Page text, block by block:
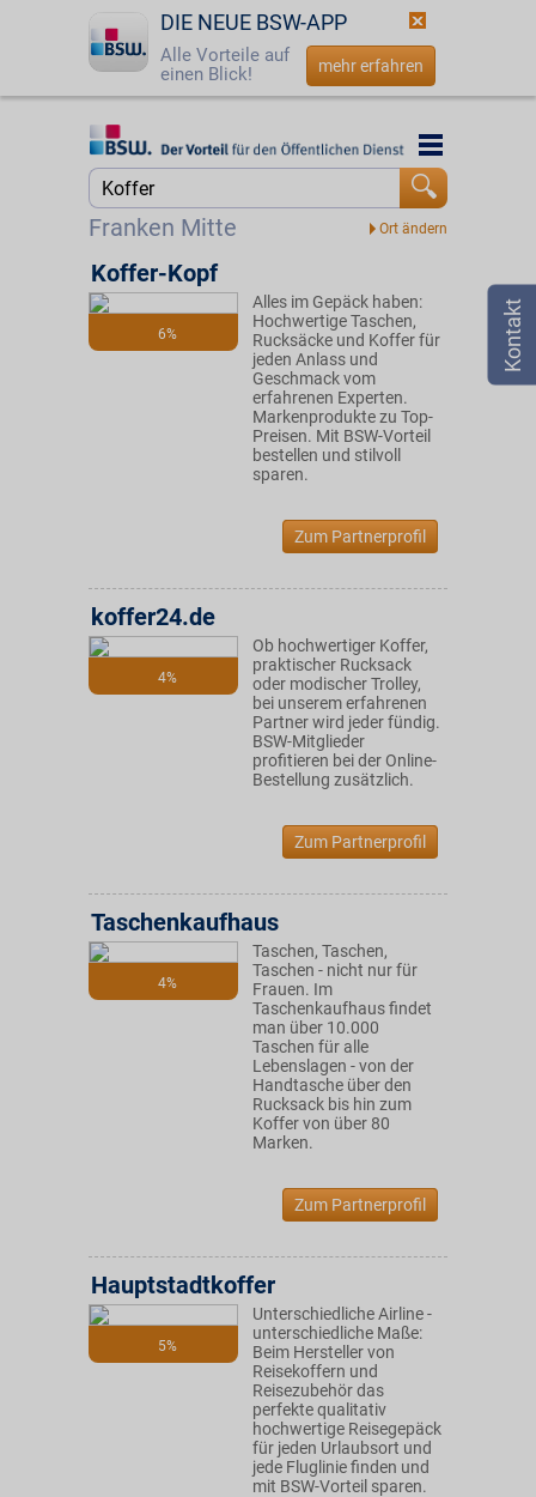
DIE NEUE BSW-APP
Alle Vorteile auf
einen Blick!
mehr erfahren
Startseite
Login
☎ 0800 - 279 25 82
Franken Mitte
Startseite
6%
Koffer-Kopf
Alles im Gepäck haben:
Hochwertige Taschen,
Rucksäcke und Koffer für
jeden Anlass und
Geschmack vom
erfahrenen Experten.
Markenprodukte zu Top-
Preisen. Mit BSW-Vorteil
bestellen und stilvoll
sparen.
Zum Partnerprofil
4%
koffer24.de
Ob hochwertiger Koffer,
praktischer Rucksack
oder modischer Trolley,
bei unserem erfahrenen
Partner wird jeder fündig.
BSW-Mitglieder
profitieren bei der Online-
Bestellung zusätzlich.
Zum Partnerprofil
4%
Taschenkaufhaus
Taschen, Taschen,
Taschen - nicht nur für
Frauen. Im
Taschenkaufhaus findet
man über 10.000
Taschen für alle
Lebenslagen - von der
Handtasche über den
Rucksack bis hin zum
Koffer von über 80
Marken.
Zum Partnerprofil
5%
Hauptstadtkoffer
Unterschiedliche Airline -
unterschiedliche Maße:
Beim Hersteller von
Reisekoffern und
Reisezubehör das
perfekte qualitativ
hochwertige Reisegepäck
für jeden Urlaubsort und
jede Fluglinie finden und
mit BSW-Vorteil sparen.